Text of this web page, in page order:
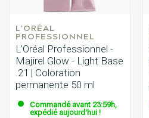
L'ORÉAL
PROFESSIONNEL
L’Oréal Professionnel -
Majirel Glow - Light Base
.21 | Coloration
permanente 50 ml
Commandé avant 23:59h,
expédié aujourd'hui !